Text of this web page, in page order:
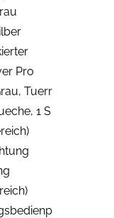
Pro
Tuerr
1 S